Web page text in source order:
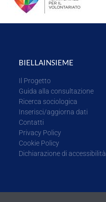
BIELLAINSIEME
Il Progetto
Guida alla consultazione
Ricerca sociologica
Inserisci/aggiorna dati
Contatti
Privacy Policy
Cookie Policy
Dichiarazione di accessibilità